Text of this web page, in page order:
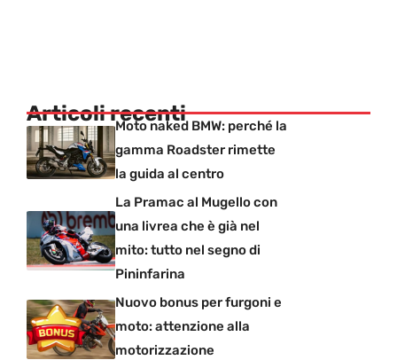
Articoli recentiMoto naked BMW: perché la
gamma Roadster rimette
la guida al centro
La Pramac al Mugello con
una livrea che è già nel
mito: tutto nel segno di
Pininfarina
Nuovo bonus per furgoni e
moto: attenzione alla
motorizzazione